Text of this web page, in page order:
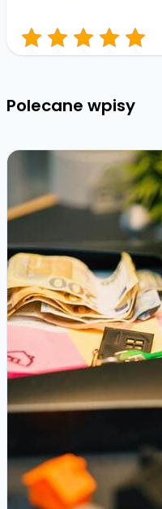
Polecane wpisy